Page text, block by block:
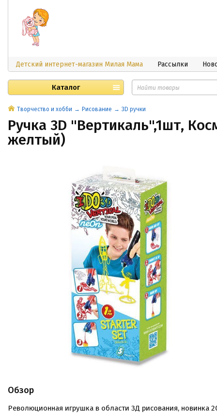
Детский интернет-магазин Милая Мама Рассылки
Каталог
Творчество и хобби Рисование 3D ручки
Ручка 3D "Вертикаль",1шт,
желтый)
Обзор
Революционная игрушка в области 3Д рисования, новинка